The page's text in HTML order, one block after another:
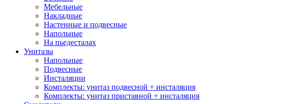
Мебельные
Накладные
Настенные и подвесные
Напольные
На пьедесталах
Унитазы
Напольные
Подвесные
Инсталяции
Комплекты: унитаз подвесной + инсталяция
Комплекты: унитаз приставной + инсталяция